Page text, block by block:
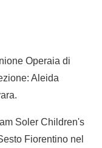
Operaia di
Aleida
Soler Children's
Fiorentino nel